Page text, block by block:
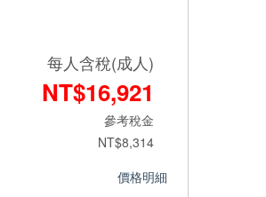
每人含稅(成人)
NT$16,921
參考稅金
NT$8,314
價格明細